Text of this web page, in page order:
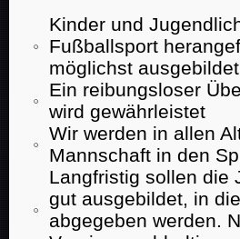
Kinder und
Fußballsport
möglichst ausgebildet
Ein reibungsloser
wird gewährleistet
Wir werden in allen
Mannschaft in den
Langfristig sollen die
gut ausgebildet, in
abgegeben werden.